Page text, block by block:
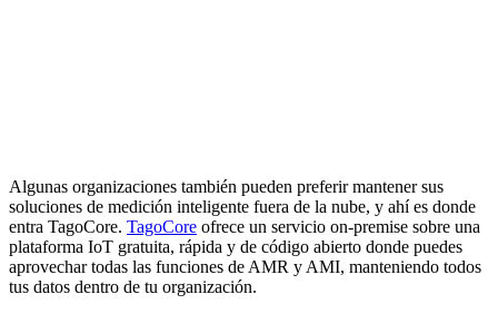
Algunas organizaciones también pueden preferir mantener sus
soluciones de medición inteligente fuera de la nube, y ahí es donde
entra TagoCore. TagoCore ofrece un servicio on-premise sobre una
plataforma IoT gratuita, rápida y de código abierto donde puedes
aprovechar todas las funciones de AMR y AMI, manteniendo todos
tus datos dentro de tu organización.